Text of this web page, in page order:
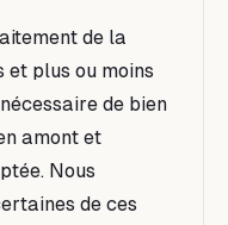
de la
plus ou moins
de bien
amont et
Nous
de ces